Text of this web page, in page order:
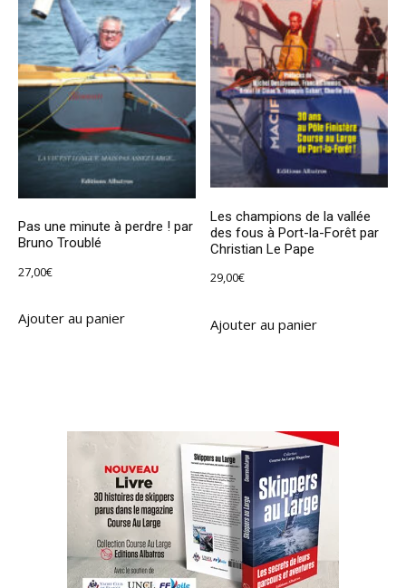
Pas une minute à perdre ! par
Bruno Troublé
27,00€
Ajouter au panier
Les champions de la vallée
des fous à Port-la-Forêt par
Christian Le Pape
29,00€
Ajouter au panier